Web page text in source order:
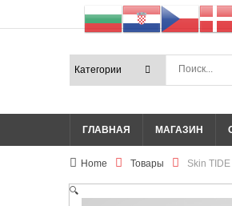
ГЛАВНАЯ МАГАЗИН
Home Товары Skin
🔍